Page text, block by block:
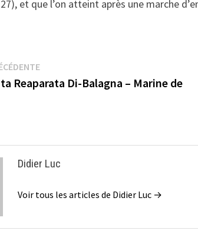
et que l’on atteint après une marche
Publication
précédente :
Reaparata Di-Balagna – Marine de
Didier Luc
Voir tous les articles de Didier Luc →